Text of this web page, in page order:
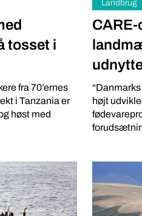
tosset i
fra 70’ernes
i Tanzania er
høst med
Landbrug
højt
for alle
med Huxi Bach
som gæst, bør
Gratis:
på ny
lokale
Lokale
gratis kan